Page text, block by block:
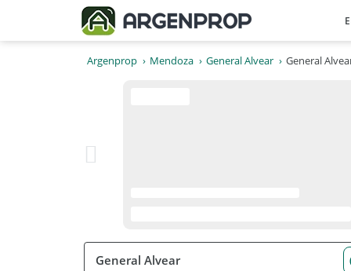
Argenprop Mendoza General Alvear General